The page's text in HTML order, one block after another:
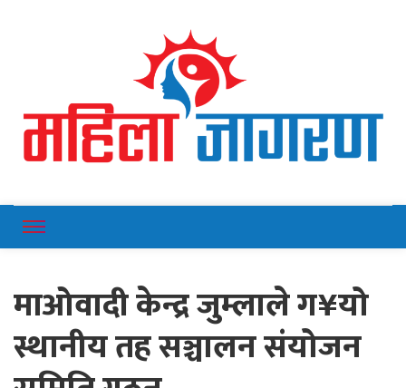
Mahilajagaran
माओवादी केन्द्र जुम्लाले ग¥यो
स्थानीय तह सञ्चालन संयोजन